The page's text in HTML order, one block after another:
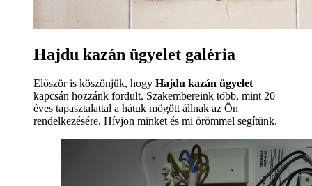
Hajdu kazán ügyelet galéria
Először is köszönjük, hogy Hajdu kazán ügyelet
kapcsán hozzánk fordult. Szakembereink több, mint 20
éves tapasztalattal a hátuk mögött állnak az Ön
rendelkezésére. Hívjon minket és mi örömmel segítünk.